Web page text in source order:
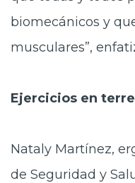
biomecánicos y
musculares”,
Ejercicios en
Nataly Martínez,
de Seguridad y